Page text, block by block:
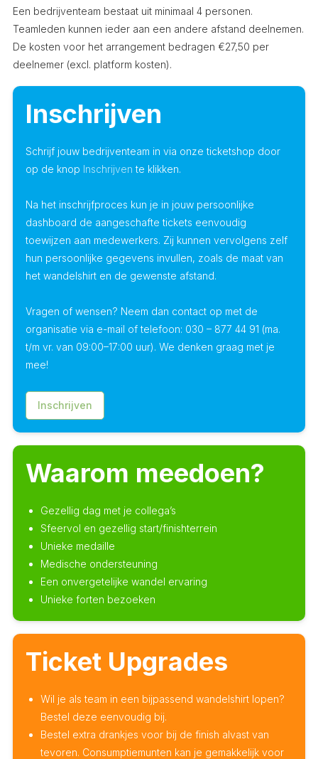
Een bedrijventeam bestaat uit minimaal 4 personen.
Teamleden kunnen ieder aan een andere afstand deelnemen.
De kosten voor het arrangement bedragen €27,50 per
deelnemer (excl. platform kosten).
Inschrijven
Schrijf jouw bedrijventeam in via onze ticketshop door
op de knop Inschrijven te klikken.
Na het inschrijfproces kun je in jouw persoonlijke
dashboard de aangeschafte tickets eenvoudig
toewijzen aan medewerkers. Zij kunnen vervolgens zelf
hun persoonlijke gegevens invullen, zoals de maat van
het wandelshirt en de gewenste afstand.
Vragen of wensen? Neem dan contact op met de
organisatie via e-mail of telefoon: 030 – 877 44 91 (ma.
t/m vr. van 09:00–17:00 uur). We denken graag met je
mee!
Inschrijven
Waarom meedoen?
Gezellig dag met je collega’s
Sfeervol en gezellig start/finishterrein
Unieke medaille
Medische ondersteuning
Een onvergetelijke wandel ervaring
Unieke forten bezoeken
Ticket Upgrades
Wil je als team in een bijpassend wandelshirt lopen?
Bestel deze eenvoudig bij.
Bestel extra drankjes voor bij de finish alvast van
tevoren. Consumptiemunten kan je gemakkelijk voor